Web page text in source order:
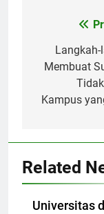
Langkah-
Membuat
Kampus
Related
Universitas